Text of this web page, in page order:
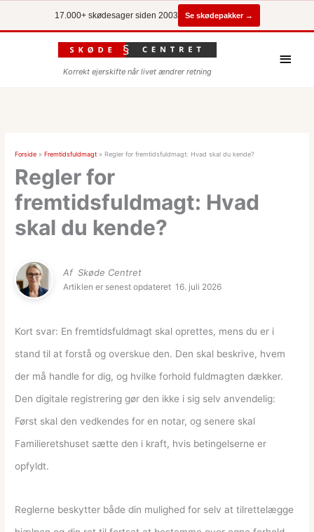
17.000+ skødesager siden 2003 Se skødepakker →
Korrekt ejerskifte når livet ændrer retning
Forside »Fremtidsfuldmagt » Regler for fremtidsfuldmagt: Hvad skal du kende?
Regler for
fremtidsfuldmagt: Hvad
skal du kende?
Af Skøde Centret
Artiklen er senest opdateret 16. juli 2026
Kort svar: En fremtidsfuldmagt skal oprettes, mens du er i
stand til at forstå og overskue den. Den skal beskrive, hvem
der må handle for dig, og hvilke forhold fuldmagten dækker.
Den digitale registrering gør den ikke i sig selv anvendelig:
Først skal den vedkendes for en notar, og senere skal
Familieretshuset sætte den i kraft, hvis betingelserne er
opfyldt.
Reglerne beskytter både din mulighed for selv at tilrettelægge